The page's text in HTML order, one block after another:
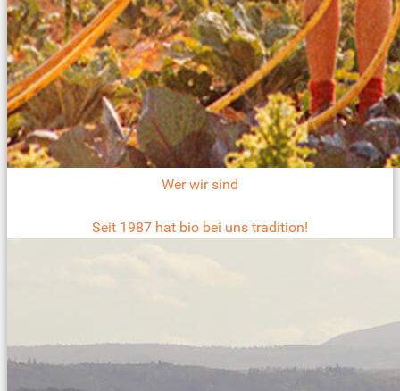
Wer wir sind
Seit 1987 hat bio bei uns tradition!